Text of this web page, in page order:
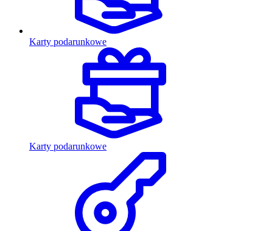
Karty podarunkowe
Karty podarunkowe